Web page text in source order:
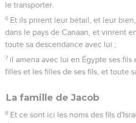
le transporter.
6 Et ils prirent leur bétail, et leur
dans le pays de Canaan, et vinrent
toute sa descendance avec lui ;
7 il amena avec lui en Égypte ses fils
filles et les filles de ses fils, et toute
La famille de Jacob
8 Et ce sont ici les noms des fils